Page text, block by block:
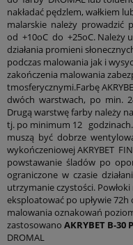
nakładać pędzlem, wałkiem
malarskie należy prowadzić
od +10oC do +25oC. Należy
działania promieni
podczas malowania jak i
zakończenia malowania
tmosferycznymi.Farbę
dwóch warstwach, po min.
Drugą warstwę farby należy
tj. po minimum 12
muszą być dobrze
wykończeniowej AKRYBET
powstawanie śladów po
ograniczone w czasie
utrzymanie czystości.
eksploatować po upływie
malowania oznakowań
zastosowano AKRYBET B-30
DROMAL
poinformowana/y o tym,
Bud Jan Lachowski, ul.
przysługuje mi prawo
poprawianie, jak również
danych osobowych.
Wyrażam zgodę na
handlowych/newslettara
Bydgoszczy przy ul.
e-mail, w celu
wyślij zapytanie.